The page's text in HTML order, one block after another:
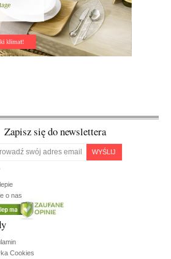
Zapisz się do newslettera
WYŚLIJ
o nas
Cookies